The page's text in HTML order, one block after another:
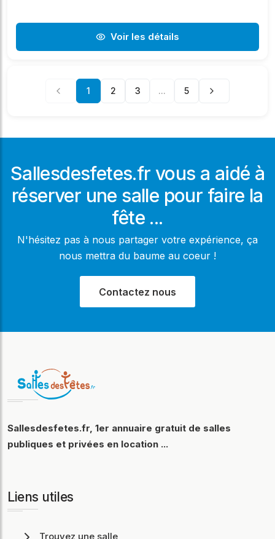
Voir les détails
1 2 3 ... 5
Sallesdesfetes.fr vous a aidé à
réserver une salle pour faire la
fête ...
N'hésitez pas à nous partager votre expérience, ça
nous mettra du baume au coeur !
Contactez nous
Sallesdesfetes.fr, 1er annuaire gratuit de salles
publiques et privées en location ...
Liens utiles
Trouvez une salle